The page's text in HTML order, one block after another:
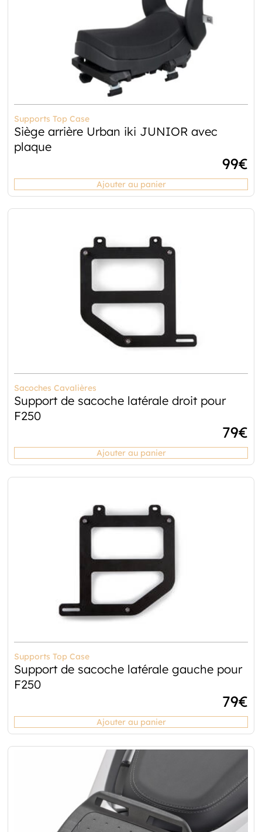
Supports Top Case
Siège arrière Urban iki JUNIOR avec
plaque
99€
Ajouter au panier
Sacoches Cavalières
Support de sacoche latérale droit pour
F250
79€
Ajouter au panier
Supports Top Case
Support de sacoche latérale gauche pour
F250
79€
Ajouter au panier